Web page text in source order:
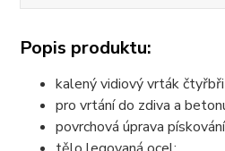
Popis produktu:
kalený vidiový vrták
pro vrtání do zdiva a
povrchová úprava